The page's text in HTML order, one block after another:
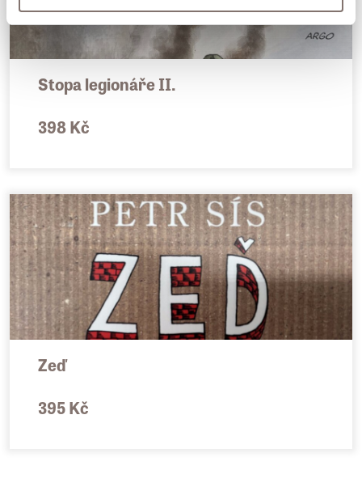
Stopa legionáře II.
398 Kč
Zeď
395 Kč